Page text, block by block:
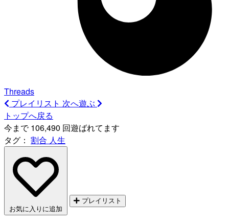
Threads
プレイリスト 次へ遊ぶ
トップへ戻る
今まで 106,490 回遊ばれてます
タグ： 割合 人生
お気に入りに追加
プレイリスト